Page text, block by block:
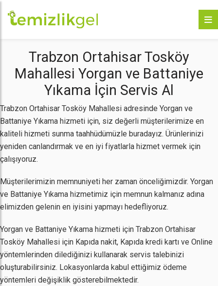
Trabzon Ortahisar Tosköy
Mahallesi Yorgan ve Battaniye
Yıkama İçin Servis Al
Trabzon Ortahisar Tosköy Mahallesi adresinde Yorgan ve
Battaniye Yıkama hizmeti için, siz değerli müşterilerimize en
kaliteli hizmeti sunma taahhüdümüzle buradayız. Ürünlerinizi
yeniden canlandırmak ve en iyi fiyatlarla hizmet vermek için
çalışıyoruz.
Müşterilerimizin memnuniyeti her zaman önceliğimizdir. Yorgan
ve Battaniye Yıkama hizmetimiz için memnun kalmanız adına
elimizden gelenin en iyisini yapmayı hedefliyoruz.
Yorgan ve Battaniye Yıkama hizmeti için Trabzon Ortahisar
Tosköy Mahallesi için Kapıda nakit, Kapıda kredi kartı ve Online
yöntemlerinden dilediğinizi kullanarak servis talebinizi
oluşturabilirsiniz. Lokasyonlarda kabul ettiğimiz ödeme
yöntemleri değişiklik gösterebilmektedir.